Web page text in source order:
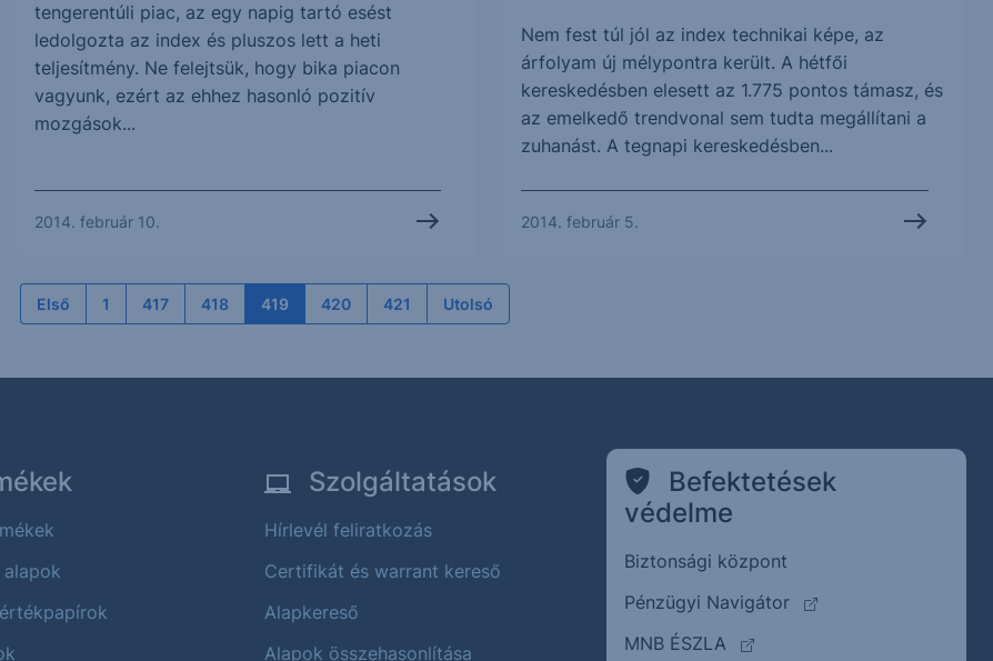
tengerentúli piac, az egy napig tartó esést
ledolgozta az index és pluszos lett a heti
teljesítmény. Ne felejtsük, hogy bika piacon
vagyunk, ezért az ehhez hasonló pozitív
mozgások...
2014. február 10.
Nem fest túl jól az index technikai képe, az
árfolyam új mélypontra került. A hétfői
kereskedésben elesett az 1.775 pontos támasz, és
az emelkedő trendvonal sem tudta megállítani a
zuhanást. A tegnapi kereskedésben...
2014. február 5.
Első 1 417 418 419 420 421 Utolsó
Szolgáltatások
Hírlevél feliratkozás
Certifikát és warrant kereső
Alapkereső
Alapok összehasonlítása
Befektetések
védelme
Biztonsági központ
Pénzügyi Navigátor
(külső oldalra ugrik)
MNB ÉSZLA
(külső oldalra ugrik)